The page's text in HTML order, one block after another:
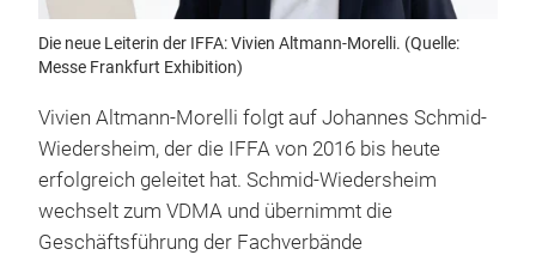
Die neue Leiterin der IFFA: Vivien Altmann-Morelli. (Quelle:
Messe Frankfurt Exhibition)
Vivien Altmann-Morelli folgt auf Johannes Schmid-
Wiedersheim, der die IFFA von 2016 bis heute
erfolgreich geleitet hat. Schmid-Wiedersheim
wechselt zum VDMA und übernimmt die
Geschäftsführung der Fachverbände